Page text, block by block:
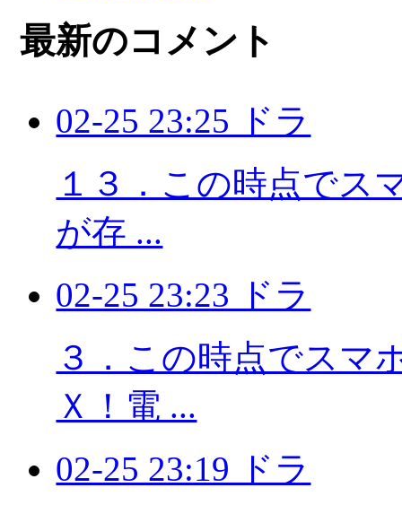
最新のコメント
02-25 23:25 ドラ
１３．この時点でス
が存 ...
02-25 23:23 ドラ
３．この時点でスマ
Ｘ！電 ...
02-25 23:19 ドラ